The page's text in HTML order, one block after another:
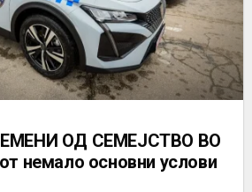
ОД СЕМЕЈСТВО ВО
немало основни услови